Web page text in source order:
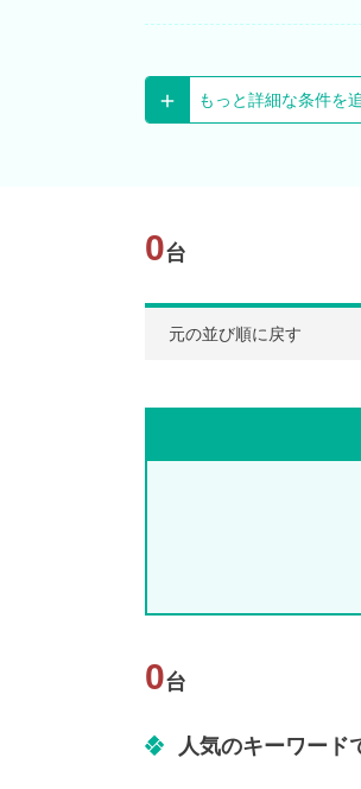
もっと詳細な条件を
0台
元の並び順に戻す
0台
人気のキーワード